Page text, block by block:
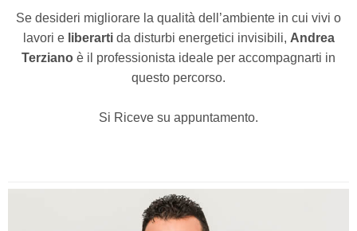
Se desideri migliorare la qualità dell’ambiente in cui vivi o
lavori e liberartida disturbi energetici invisibili, Andrea
Terziano è il professionista ideale per accompagnarti in
questo percorso.
Si Riceve su appuntamento.